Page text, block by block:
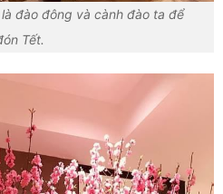
đào đông và cành đào ta để
Tết.